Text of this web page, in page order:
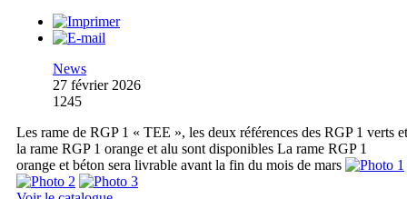
News
27 février 2026
1245
Les rame de RGP 1 « TEE », les deux références des RGP 1 verts et
la rame RGP 1 orange et alu sont disponibles La rame RGP 1
orange et béton sera livrable avant la fin du mois de mars